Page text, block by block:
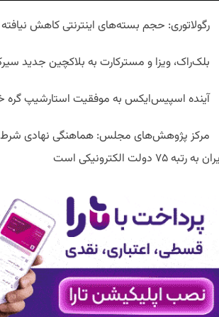
رگولاتوری: حجم بسته‌های اینترنتی کاهش
بلک‌راک، ویزا و مسترکارت به بلاکچین جدید
آینده اسپیس‌ایکس به موفقیت استارشیپ گره
مرکز پژوهش‌های مجلس: هماهنگی نهادی
به رتبه ۷۵ دولت الکترونیکی است